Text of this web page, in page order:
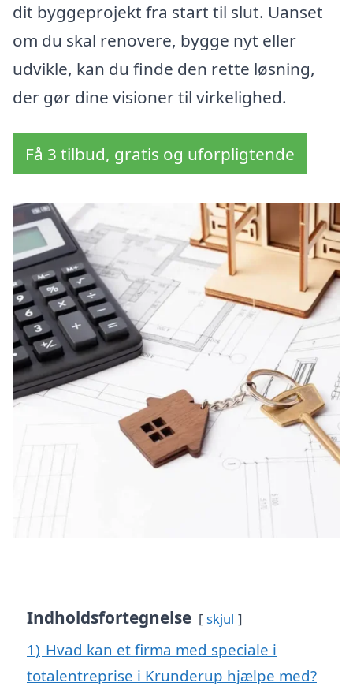
dit byggeprojekt fra start til slut. Uanset
om du skal renovere, bygge nyt eller
udvikle, kan du finde den rette løsning,
der gør dine visioner til virkelighed.
Få 3 tilbud, gratis og uforpligtende
Indholdsfortegnelse skjul
1) Hvad kan et firma med speciale i
totalentreprise i Krunderup hjælpe med?